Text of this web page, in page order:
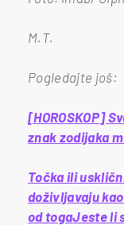
M.T.
Pogledajte još:
[HOROSKOP]
znak zodijaka
Točka ili
doživljavaju
od togaJeste li